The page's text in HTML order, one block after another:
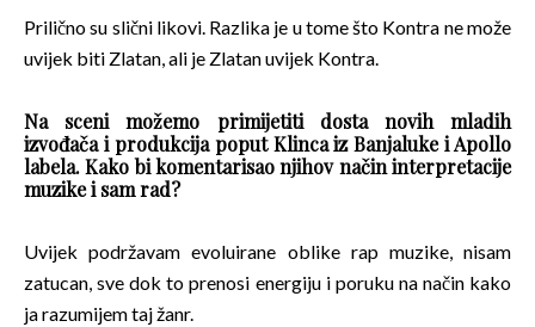
Prilično su slični likovi. Razlika je u tome što Kontra ne može
uvijek biti Zlatan, ali je Zlatan uvijek Kontra.
Na sceni možemo primijetiti dosta novih mladih
izvođača i produkcija poput Klinca iz Banjaluke i Apollo
labela. Kako bi komentarisao njihov način interpretacije
muzike i sam rad?
Uvijek podržavam evoluirane oblike rap muzike, nisam
zatucan, sve dok to prenosi energiju i poruku na način kako
ja razumijem taj žanr.